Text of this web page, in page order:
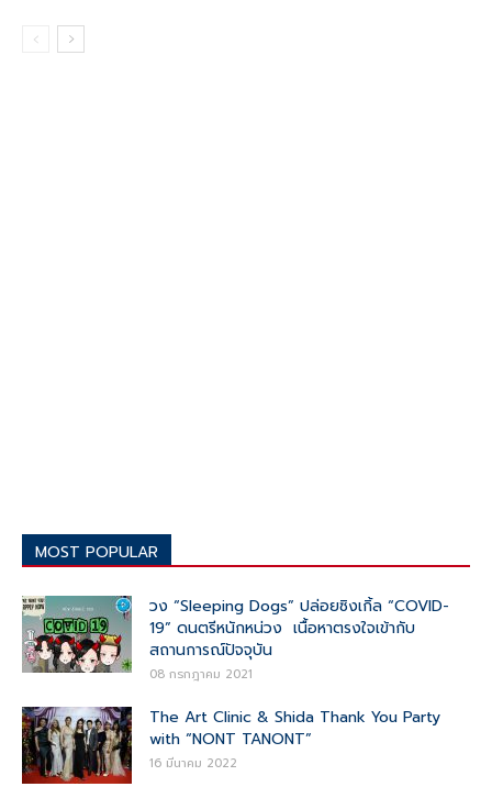
MOST POPULAR
วง “Sleeping Dogs” ปล่อยซิงเกิ้ล “COVID-
19” ดนตรีหนักหน่วง เนื้อหาตรงใจเข้ากับ
สถานการณ์ปัจจุบัน
08 กรกฎาคม 2021
The Art Clinic & Shida Thank You Party
with “NONT TANONT”
16 มีนาคม 2022